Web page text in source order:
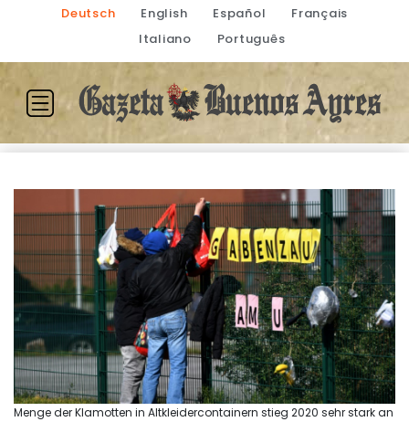
Deutsch English Español
Français
Italiano
Português
Menge der Klamotten in Altkleidercontainern stieg 2020 sehr stark an